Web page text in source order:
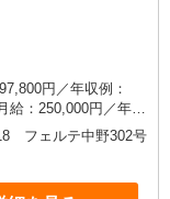
円／年収例：
給：250,000円／年収
】月給：240,300円／
、（東京都）居住
）、在宅手当（月平
フェルテ中野302号